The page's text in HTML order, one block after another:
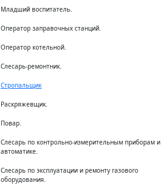
Младший воспитатель.
Оператор заправочных станций.
Оператор котельной.
Слесарь-ремонтник.
Стропальщик
Раскряжевщик.
Повар.
Слесарь по контрольно-измерительным приборам и
автоматике.
Слесарь по эксплуатации и ремонту газового
оборудования.